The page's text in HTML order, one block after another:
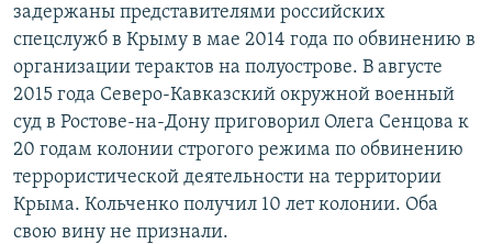
задержаны представителями российских
спецслужб в Крыму в мае 2014 года по обвинению в
организации терактов на полуострове. В августе
2015 года Северо-Кавказский окружной военный
суд в Ростове-на-Дону приговорил Олега Сенцова к
20 годам колонии строгого режима по обвинению
террористической деятельности на территории
Крыма. Кольченко получил 10 лет колонии. Оба
свою вину не признали.